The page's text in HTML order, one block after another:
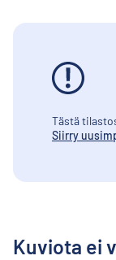
Tästä
Siirry
Kuviota ei